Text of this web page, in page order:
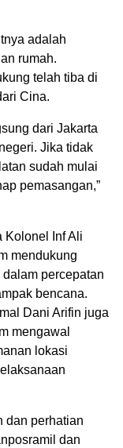
adalah
rumah.
telah tiba di
Cina.
dari Jakarta
Jika tidak
sudah mulai
pemasangan,”
Kolonel Inf Ali
mendukung
percepatan
bencana.
Dani Arifin juga
mengawal
lokasi
dan perhatian
dan